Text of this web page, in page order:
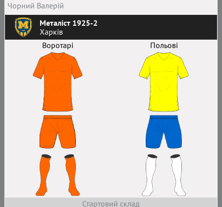
Чорний Валерій
Металіст 1925-2
Харків
Воротарі
Польові
Стартовий склад